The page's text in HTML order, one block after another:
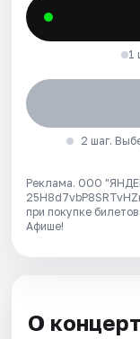
1
2 шаг.
Реклама. ООО
при покупке
Афише!
О